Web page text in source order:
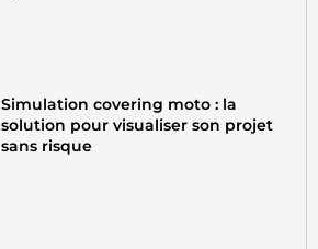
Simulation covering moto : la
solution pour visualiser son projet
sans risque